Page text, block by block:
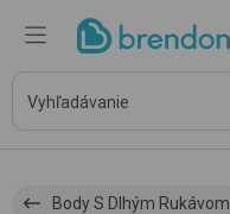
Body S Dlhým Rukávom